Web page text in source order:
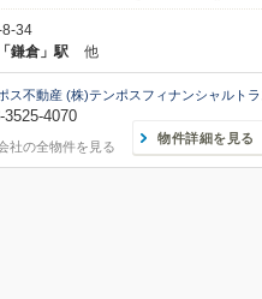
8-34
「鎌倉」駅 他
ス不動産 (株)テンポスフィナンシャルトラ
3525-4070
社の全物件を見る
物件詳細を見る